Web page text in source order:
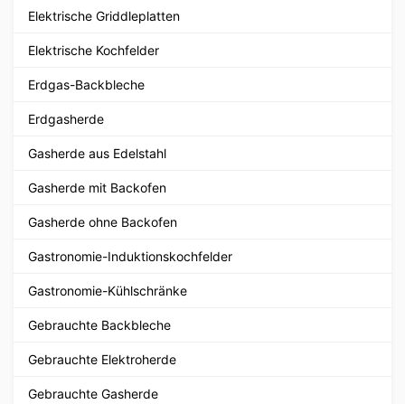
Elektrische Griddleplatten
Elektrische Kochfelder
Erdgas-Backbleche
Erdgasherde
Gasherde aus Edelstahl
Gasherde mit Backofen
Gasherde ohne Backofen
Gastronomie-Induktionskochfelder
Gastronomie-Kühlschränke
Gebrauchte Backbleche
Gebrauchte Elektroherde
Gebrauchte Gasherde